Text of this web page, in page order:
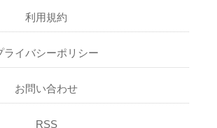
利用規約
ライバシーポリシー
お問い合わせ
RSS